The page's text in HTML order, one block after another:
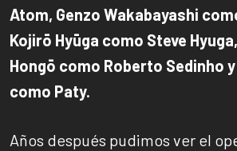
Atom, Genzo Wakabayashi
Kojirō Hyūga como Steve
Hongō como Roberto Sedinho
como Paty.
Años después pudimos ver el